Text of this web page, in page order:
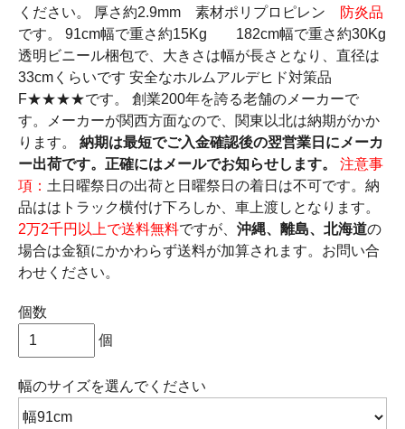
ください。 厚さ約2.9mm 素材ポリプロピレン
防炎品
です。 91cm幅で重さ約15Kg 182cm幅で重さ約30Kg
透明ビニール梱包で、大きさは幅が長さとなり、直径は
33cmくらいです 安全なホルムアルデヒド対策品
F★★★★です。 創業200年を誇る老舗のメーカーで
す。メーカーが関西方面なので、関東以北は納期がかか
ります。 納期は最短でご入金確認後の翌営業日にメーカ
ー出荷です。正確にはメールでお知らせします。
注意事
項： 土日曜祭日の出荷と日曜祭日の着日は不可です。納
品ははトラック横付け下ろしか、車上渡しとなります。
2万2千円以上で送料無料ですが、 沖縄、離島、北海道の
場合は金額にかかわらず送料が加算されます。お問い合
わせください。
個数
個
幅のサイズを選んでください